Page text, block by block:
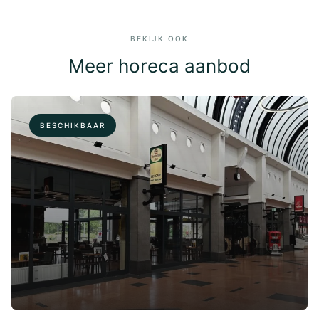
BEKIJK OOK
Meer horeca aanbod
BESCHIKBAAR